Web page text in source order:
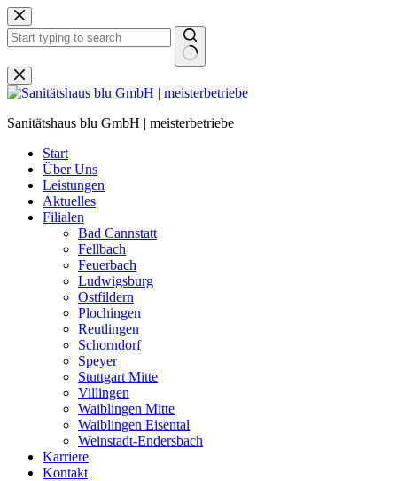
Zum
Inhalt
springen
Keine
Ergebnisse
Sanitätshaus blu GmbH | meisterbetriebe
Start
Über Uns
Leistungen
Aktuelles
Filialen
Bad Cannstatt
Fellbach
Feuerbach
Ludwigsburg
Ostfildern
Plochingen
Reutlingen
Schorndorf
Speyer
Stuttgart Mitte
Villingen
Waiblingen Mitte
Waiblingen Eisental
Weinstadt-Endersbach
Karriere
Kontakt